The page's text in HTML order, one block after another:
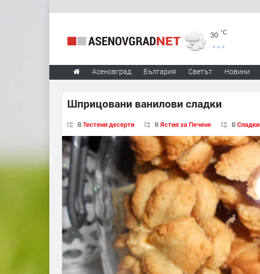
30 °C
Асеновград България Светът Новини
Шприцовани ванилови сладки
ВТестени десерти ВЯстия за Печене ВСладки